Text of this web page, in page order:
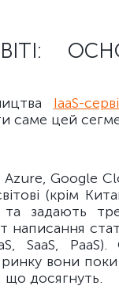
IaaS-
саме цей
Azure, Google
(крім
задають
написання
SaaS, PaaS).
ринку вони
що досягнуть.